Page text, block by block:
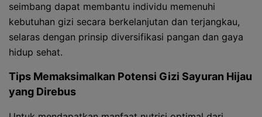
seimbang dapat membantu individu memenuhi
kebutuhan gizi secara berkelanjutan dan terjangkau,
selaras dengan prinsip diversifikasi pangan dan gaya
hidup sehat.
Tips Memaksimalkan Potensi Gizi Sayuran Hijau
yang Direbus